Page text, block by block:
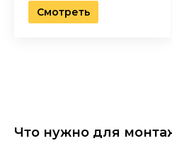
Смотреть
Что нужно для